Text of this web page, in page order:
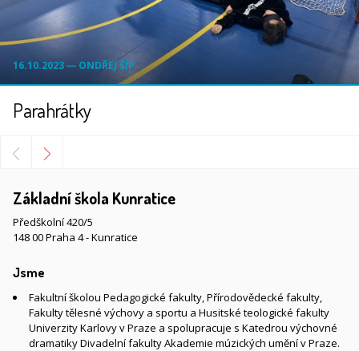
16.10.2023 ― ONDŘEJ ŠÍP
Parahrátky
Základní škola Kunratice
Předškolní 420/5
148 00 Praha 4 - Kunratice
Jsme
Fakultní školou Pedagogické fakulty, Přírodovědecké fakulty,
Fakulty tělesné výchovy a sportu a Husitské teologické fakulty
Univerzity Karlovy v Praze a spolupracuje s Katedrou výchovné
dramatiky Divadelní fakulty Akademie múzických umění v Praze.